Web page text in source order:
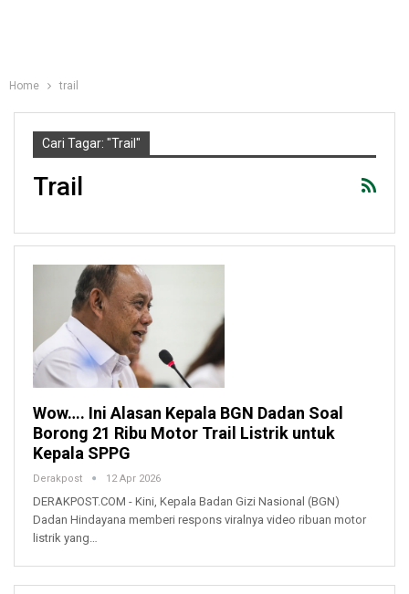
Home trail
Cari Tagar: "trail"
Trail
Wow…. Ini Alasan Kepala BGN Dadan Soal
Borong 21 Ribu Motor Trail Listrik untuk
Kepala SPPG
Derakpost 12 Apr 2026
DERAKPOST.COM - Kini, Kepala Badan Gizi Nasional (BGN)
Dadan Hindayana memberi respons viralnya video ribuan motor
listrik yang…